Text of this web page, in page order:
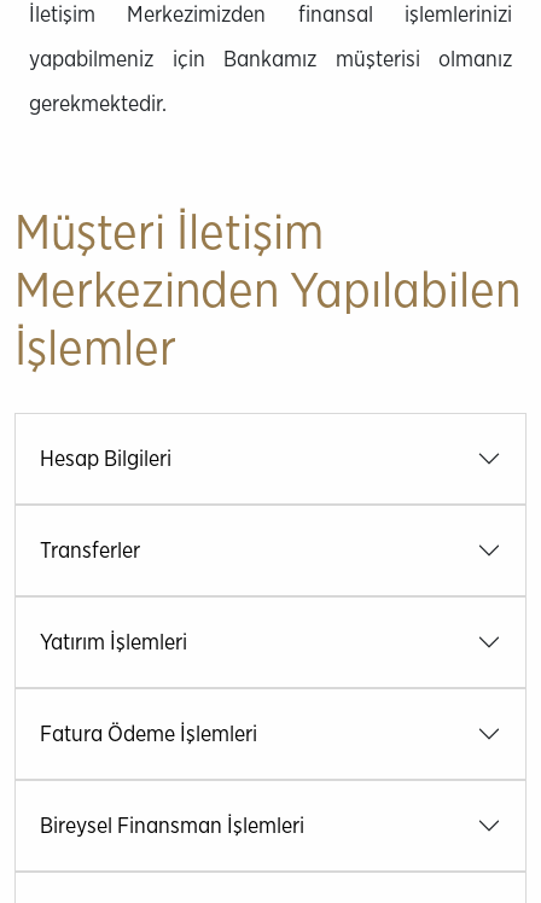
İletişim Merkezimizden finansal işlemlerinizi
yapabilmeniz için Bankamız müşterisi olmanız
gerekmektedir.
Müşteri İletişim
Merkezinden Yapılabilen
İşlemler
Hesap Bilgileri
Transferler
Yatırım İşlemleri
Fatura Ödeme İşlemleri
Bireysel Finansman İşlemleri